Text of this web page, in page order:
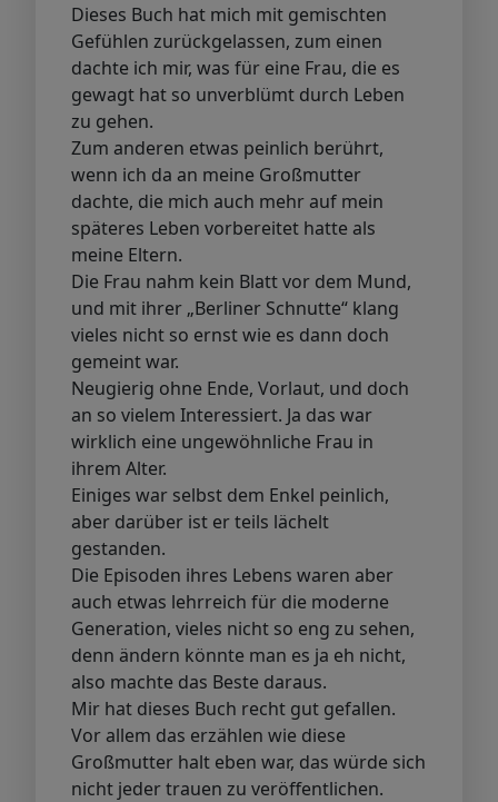
Dieses Buch hat mich mit gemischten
Gefühlen zurückgelassen, zum einen
dachte ich mir, was für eine Frau, die es
gewagt hat so unverblümt durch Leben
zu gehen.
Zum anderen etwas peinlich berührt,
wenn ich da an meine Großmutter
dachte, die mich auch mehr auf mein
späteres Leben vorbereitet hatte als
meine Eltern.
Die Frau nahm kein Blatt vor dem Mund,
und mit ihrer „Berliner Schnutte“ klang
vieles nicht so ernst wie es dann doch
gemeint war.
Neugierig ohne Ende, Vorlaut, und doch
an so vielem Interessiert. Ja das war
wirklich eine ungewöhnliche Frau in
ihrem Alter.
Einiges war selbst dem Enkel peinlich,
aber darüber ist er teils lächelt
gestanden.
Die Episoden ihres Lebens waren aber
auch etwas lehrreich für die moderne
Generation, vieles nicht so eng zu sehen,
denn ändern könnte man es ja eh nicht,
also machte das Beste daraus.
Mir hat dieses Buch recht gut gefallen.
Vor allem das erzählen wie diese
Großmutter halt eben war, das würde sich
nicht jeder trauen zu veröffentlichen.